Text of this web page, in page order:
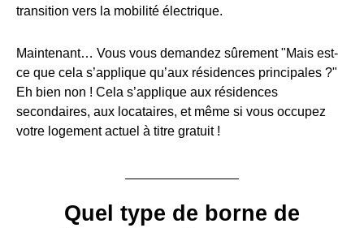
transition vers la mobilité électrique.
Maintenant… Vous vous demandez sûrement "Mais est-
ce que cela s’applique qu’aux résidences principales ?"
Eh bien non ! Cela s’applique aux résidences
secondaires, aux locataires, et même si vous occupez
votre logement actuel à titre gratuit !
Quel type de borne de